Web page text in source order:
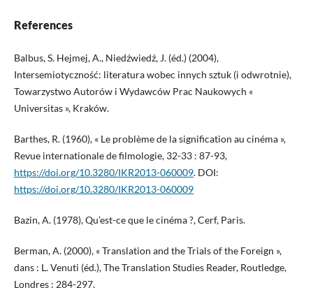
References
Balbus, S. Hejmej, A., Niedźwiedź, J. (éd.) (2004),
Intersemiotyczność: literatura wobec innych sztuk (i odwrotnie),
Towarzystwo Autorów i Wydawców Prac Naukowych «
Universitas », Kraków.
Barthes, R. (1960), « Le problème de la signification au cinéma »,
Revue internationale de filmologie, 32-33 : 87-93,
https://doi.org/10.3280/IKR2013-060009. DOI:
https://doi.org/10.3280/IKR2013-060009
Bazin, A. (1978), Qu’est-ce que le cinéma ?, Cerf, Paris.
Berman, A. (2000), « Translation and the Trials of the Foreign »,
dans : L. Venuti (éd.), The Translation Studies Reader, Routledge,
Londres : 284-297.